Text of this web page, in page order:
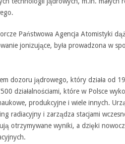
Państwowa Agencja Atomistyki
jonizujące, była prowadzona w
dozoru jądrowego, który działa od
działalnościami, które w Polsce
produkcyjne i wiele innych.
radiacyjny i zarządza stacjami
otrzymywane wyniki, a dzięki